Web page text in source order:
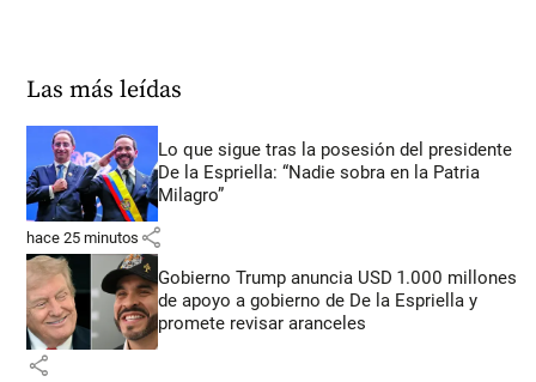
Las más leídas
Lo que sigue tras la posesión del presidente
De la Espriella: “Nadie sobra en la Patria
Milagro”
hace 25 minutos share
Gobierno Trump anuncia USD 1.000 millones
de apoyo a gobierno de De la Espriella y
promete revisar aranceles
share